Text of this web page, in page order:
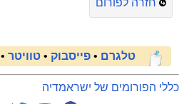
טלגרם • פייסבוק • טוויטר •
כללי הפורומים של ישראמדיה